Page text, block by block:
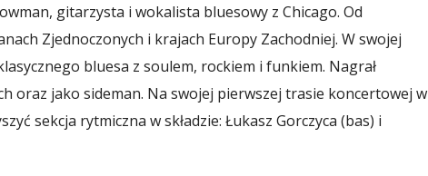
gitarzysta i wokalista bluesowy z Chicago. Od
Zjednoczonych i krajach Europy Zachodniej. W swojej
bluesa z soulem, rockiem i funkiem. Nagrał
oraz jako sideman. Na swojej pierwszej trasie koncertowej w
sekcja rytmiczna w składzie: Łukasz Gorczyca (bas) i